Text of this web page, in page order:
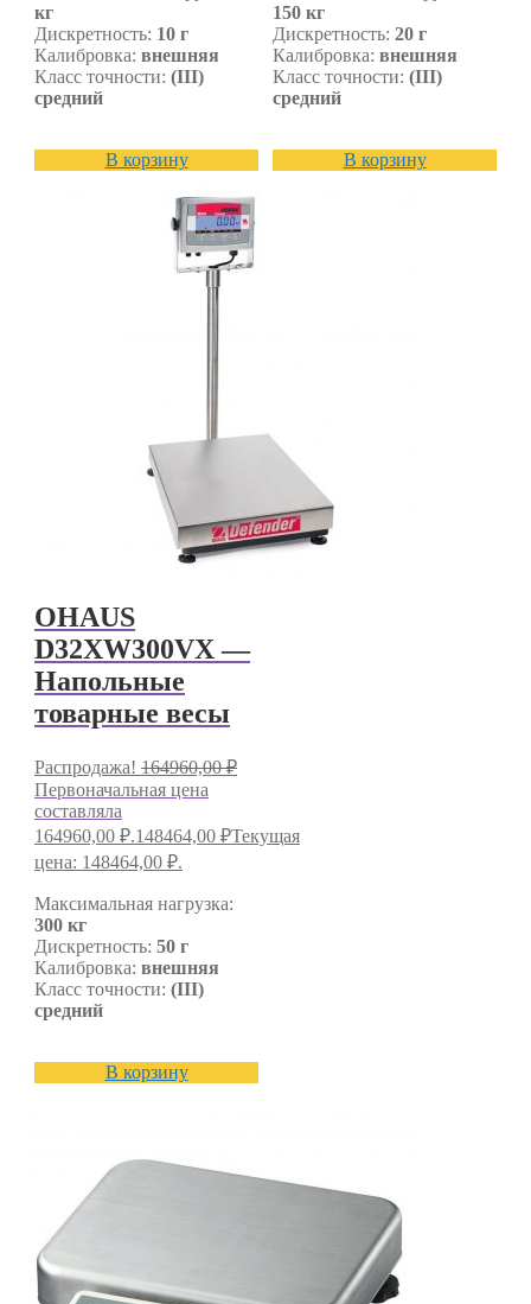
кг
Дискретность: 10 г
Калибровка: внешняя
Класс точности: (III)
средний
В корзину
150 кг
Дискретность: 20 г
Калибровка: внешняя
Класс точности: (III)
средний
В корзину
OHAUS
D32XW300VX —
Напольные
товарные весы
Распродажа! 164960,00₽
Первоначальная цена
составляла
164960,00 ₽.148464,00 ₽Текущая
цена: 148464,00 ₽.
Максимальная нагрузка:
300 кг
Дискретность: 50 г
Калибровка: внешняя
Класс точности: (III)
средний
В корзину